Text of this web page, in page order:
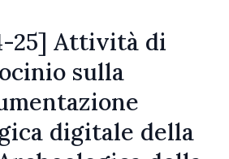
25] Attività di
sulla
digitale della